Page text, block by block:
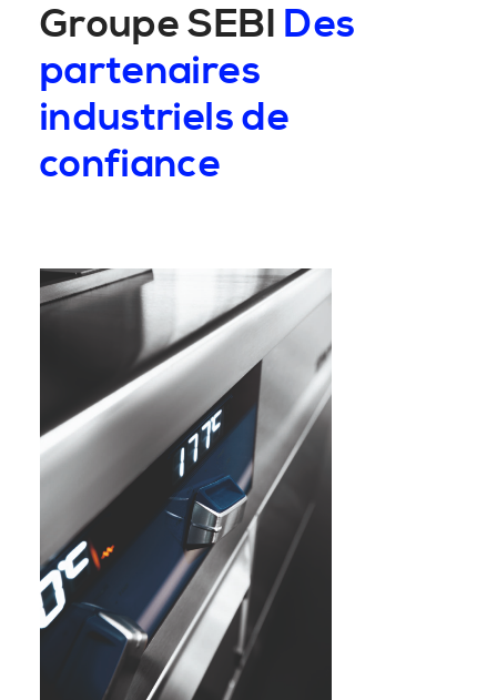
Groupe SEBI Des
partenaires
industriels de
confiance